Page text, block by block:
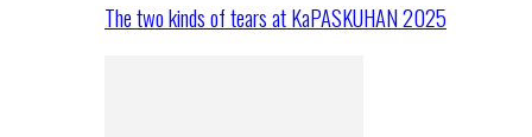
The two kinds of tears at KaPASKUHAN 2025